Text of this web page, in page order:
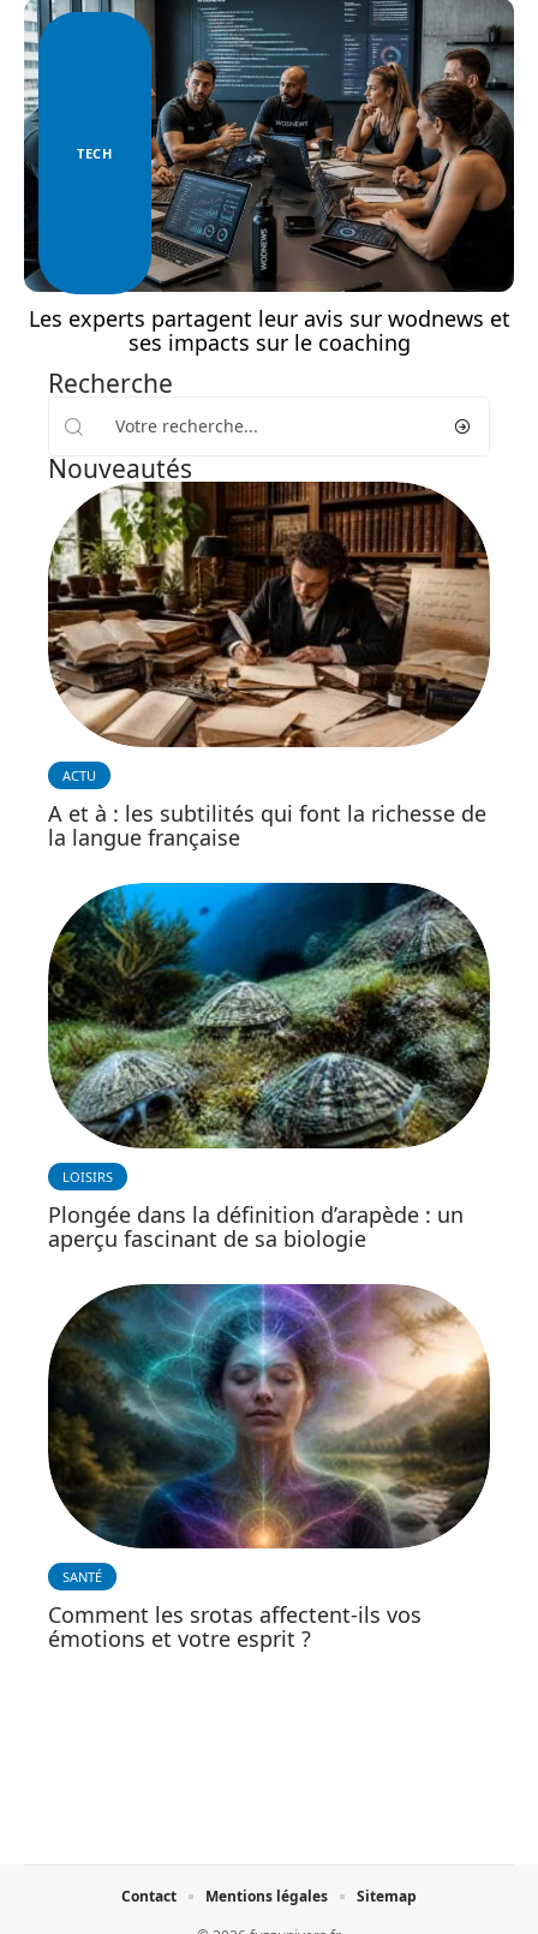
TECH
Les experts partagent leur avis sur wodnews et
ses impacts sur le coaching
Recherche
Nouveautés
ACTU
A et à : les subtilités qui font la richesse de
la langue française
LOISIRS
Plongée dans la définition d’arapède : un
aperçu fascinant de sa biologie
SANTÉ
Comment les srotas affectent-ils vos
émotions et votre esprit ?
Contact Mentions légales Sitemap